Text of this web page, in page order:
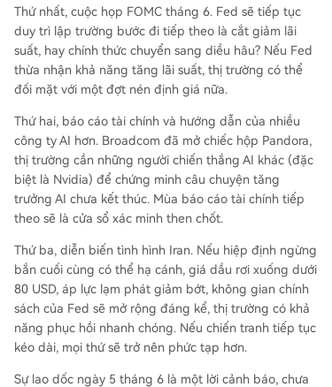
Thứ nhất, cuộc họp FOMC tháng 6. Fed sẽ tiếp tục
duy trì lập trường bước đi tiếp theo là cắt giảm lãi
suất, hay chính thức chuyển sang diều hâu? Nếu Fed
thừa nhận khả năng tăng lãi suất, thị trường có thể
đối mặt với một đợt nén định giá nữa.
Thứ hai, báo cáo tài chính và hướng dẫn của nhiều
công ty AI hơn. Broadcom đã mở chiếc hộp Pandora,
thị trường cần những người chiến thắng AI khác (đặc
biệt là Nvidia) để chứng minh câu chuyện tăng
trưởng AI chưa kết thúc. Mùa báo cáo tài chính tiếp
theo sẽ là cửa sổ xác minh then chốt.
Thứ ba, diễn biến tình hình Iran. Nếu hiệp định ngừng
bắn cuối cùng có thể hạ cánh, giá dầu rơi xuống dưới
80 USD, áp lực lạm phát giảm bớt, không gian chính
sách của Fed sẽ mở rộng đáng kể, thị trường có khả
năng phục hồi nhanh chóng. Nếu chiến tranh tiếp tục
kéo dài, mọi thứ sẽ trở nên phức tạp hơn.
Sự lao dốc ngày 5 tháng 6 là một lời cảnh báo, chưa